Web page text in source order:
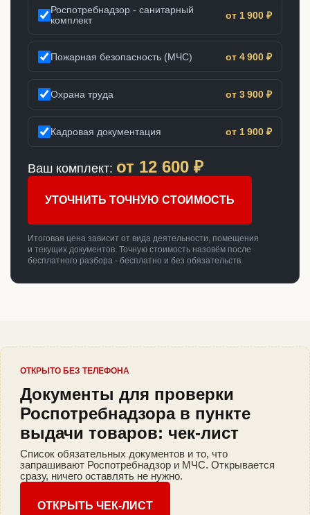
Роспотребнадзор - санитарный
комплект
от 1 900 ₽
Пожарная безопасность (МЧС) от 4 900 ₽
Охрана труда от 3 900 ₽
Кадровая документация от 1 900 ₽
Ваш комплект: от 12 600 ₽
УТОЧНИТЬ ТОЧНУЮ СТОИМОСТЬ
Итоговая цена зависит от вида деятельности, помещения
и текущих документов. Точную стоимость назовём после
бесплатного разбора - бесплатно и без обязательств.
ОТКРЫТО БЕЗ ТЕЛЕФОНА
Документы для проверки
Роспотребнадзора в пункте
выдачи товаров: чек-лист
Список обязательных документов и то, что
запрашивают Роспотребнадзор и МЧС. Открывается
сразу, ничего оставлять не нужно.
ОТКРЫТЬ ЧЕК-ЛИСТ